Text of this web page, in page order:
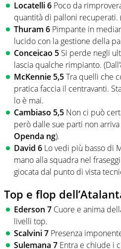
Locatelli 6 Poco da
quantità di palloni recuperati.
Thuram 6 Pimpante in
lucido con la gestione della
Conceicao 5 Si perde negli
lascia qualche rimpianto.
McKennie 5,5Tra quelli che
pratica faccia il centravanti.
lo è mai.
Cambiaso 5,5 Non ci può
però dalle sue parti non arriva
Openda ng).
David 6 Lo vedi più basso di
mano alla squadra nel
giocata dal punto di vista
Top e flop
Ederson 7 Cuore e anima
livelli top.
Scalvini 7 Presenza
Sulemana 7 Entra e chiude i